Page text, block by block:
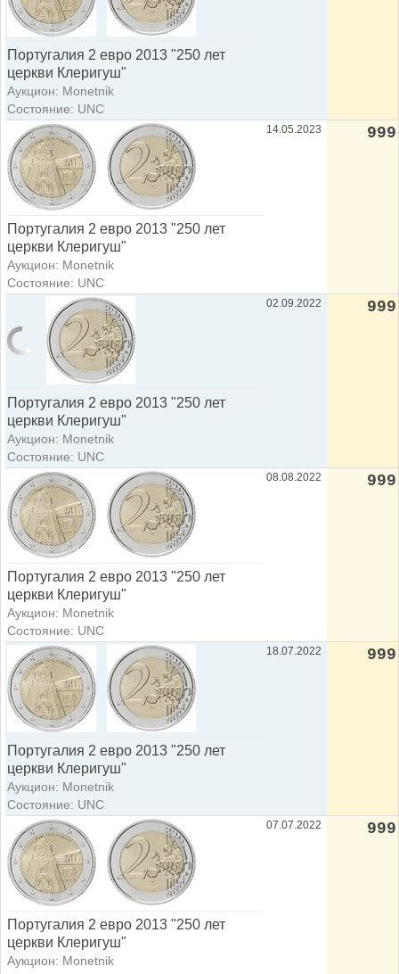
Португалия 2 евро 2013 "250 лет
церкви Клеригуш"
Аукцион: Monetnik
Состояние: UNC
Португалия 2 евро 2013 "250 лет
церкви Клеригуш"
Аукцион: Monetnik
Состояние: UNC
14.05.2023 999
Португалия 2 евро 2013 "250 лет
церкви Клеригуш"
Аукцион: Monetnik
Состояние: UNC
02.09.2022 999
Португалия 2 евро 2013 "250 лет
церкви Клеригуш"
Аукцион: Monetnik
Состояние: UNC
08.08.2022 999
Португалия 2 евро 2013 "250 лет
церкви Клеригуш"
Аукцион: Monetnik
Состояние: UNC
18.07.2022 999
Португалия 2 евро 2013 "250 лет
церкви Клеригуш"
Аукцион: Monetnik
07.07.2022 999